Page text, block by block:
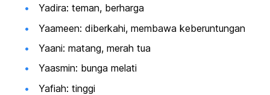
Yadira: teman, berharga
Yaameen: diberkahi, membawa keberuntungan
Yaani: matang, merah tua
Yaasmin: bunga melati
Yafiah: tinggi